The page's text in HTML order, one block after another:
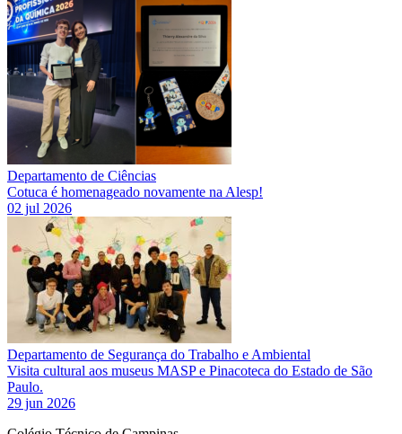
Departamento de Ciências
Cotuca é homenageado novamente na Alesp!
02 jul 2026
Departamento de Segurança do Trabalho e Ambiental
Visita cultural aos museus MASP e Pinacoteca do Estado de São
Paulo.
29 jun 2026